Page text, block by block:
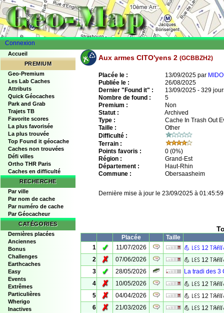
Connexion
Accueil
PREMIUM
Geo-Premium
Les Lab Caches
Attributs
Quick Géocaches
Park and Grab
Trajets TB
Favorite scores
La plus favorisée
La plus trouvée
Top Found it géocache
Caches non trouvées
Défi villes
Ortho THR Paris
Caches en difficulté
RECHERCHE
Par ville
Par nom de cache
Par numéro de cache
Par Géocacheur
CATÉGORIES
Dernières placées
Anciennes
Bonus
Challenges
Earthcaches
Easy
Events
Extrêmes
Particulières
Wherigo
Inactives
Aux armes CITO'yens 2 (GCBBZH2)
Placée le : 13/09/2025 par
Publiée le :
26/08/2025
Dernier "Found it" :
13/09/2025 - 329
Nombre de found :
5
Premium :
Non
Statut :
Archived
Type :
Cache In Trash Out
Taille :
Other
Difficulté :
Terrain :
Points favoris :
0 (0%)
Région :
Grand-Est
Département :
Haut-Rhin
Commune :
Obersaasheim
Dernière mise à jour le 23/09/2025 à 01:45:59
Placée
Taille
1
✓ 11/07/2026
💪 ꒒ꏂꇙ 12
2
✗ 07/06/2026
💪 ꒒ꏂꇙ 12
3
✓ 28/05/2026
La tradi des 3
4
✗ 10/05/2026
💪 ꒒ꏂꇙ 12
5
✗ 04/04/2026
💪 ꒒ꏂꇙ 12
6
✗ 21/03/2026
💪 ꒒ꏂꇙ 12